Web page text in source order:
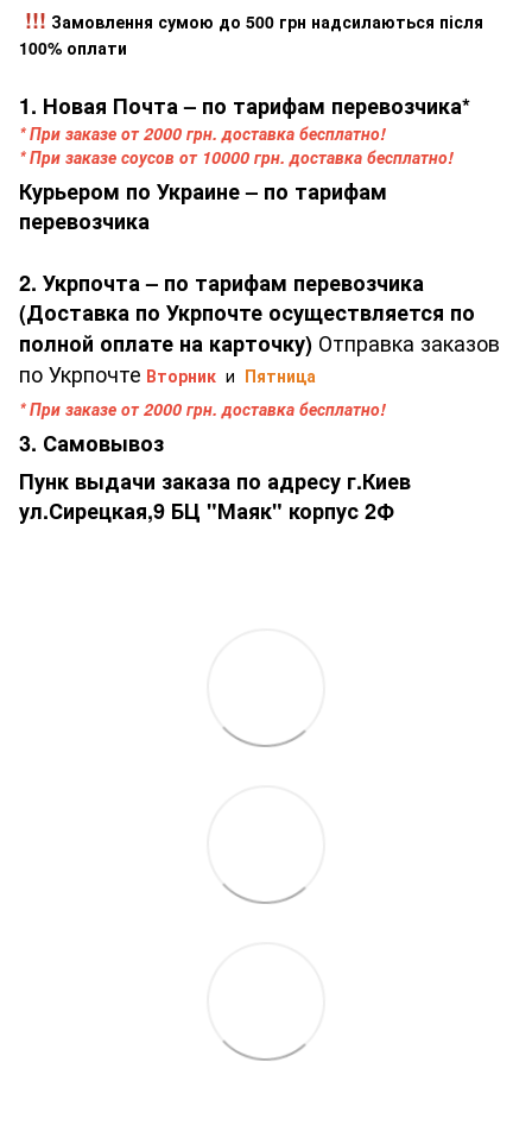
!!! Замовлення сумою до 500 грн надсилаються після
100% оплати
1. Новая Почта – по тарифам перевозчика*
* При заказе от 2000 грн. доставка бесплатно!
* При заказе соусов от 10000 грн. доставка бесплатно!
Курьером по Украине – по тарифам
перевозчика
2. Укрпочта – по тарифам перевозчика
(Доставка по Укрпочте осуществляется по
полной оплате на карточку) Отправка заказов
по Укрпочте Вторник и Пятница
* При заказе от 2000 грн. доставка бесплатно!
3. Самовывоз
Пунк выдачи заказа по адресу г.Киев
ул.Сирецкая,9 БЦ "Маяк" корпус 2Ф